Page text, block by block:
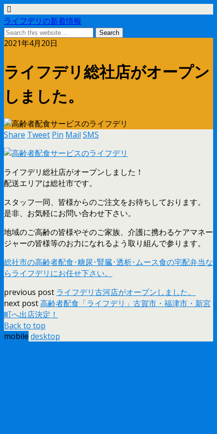
ライフデリの新着情報
2021年4月20日
ライフデリ総社店がオープン
しました。
Share Tweet Pin Mail SMS
ライフデリ総社店がオープンしました！
配送エリアは総社市です。
スタッフ一同、皆様からのご注文をお待ちしております。
是非、お気軽にお問い合わせ下さい。
地域のご高齢の皆様やそのご家族、介護に携わるケアマネー
ジャーの皆様等のお力になれるよう取り組んで参ります。
総社市の高齢者配食･糖尿･腎臓･透析･ムース食の宅配弁当な
らライフデリにお任せ下さい。
previous post ライフデリ古河店がオープンしました。
next post高齢者配食「ライフデリ」古賀市・福津市・新宮
町へ出店決定！
Back to top
mobile desktop